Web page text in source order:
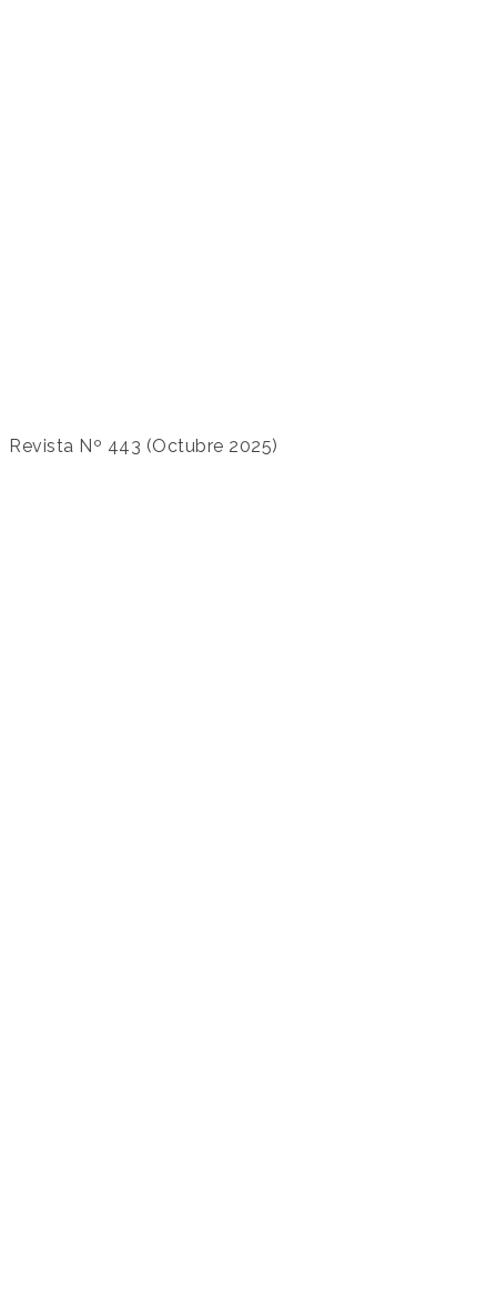
Revista Nº 443 (Octubre 2025)